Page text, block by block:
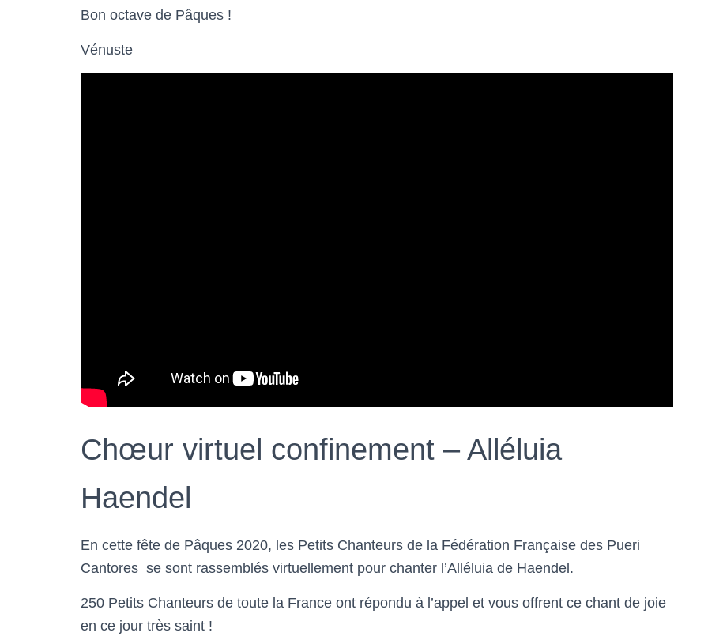
Bon octave de Pâques !
Vénuste
Chœur virtuel confinement – Alléluia
Haendel
En cette fête de Pâques 2020, les Petits Chanteurs de la Fédération Française des Pueri
Cantores se sont rassemblés virtuellement pour chanter l’Alléluia de Haendel.
250 Petits Chanteurs de toute la France ont répondu à l’appel et vous offrent ce chant de joie
en ce jour très saint !